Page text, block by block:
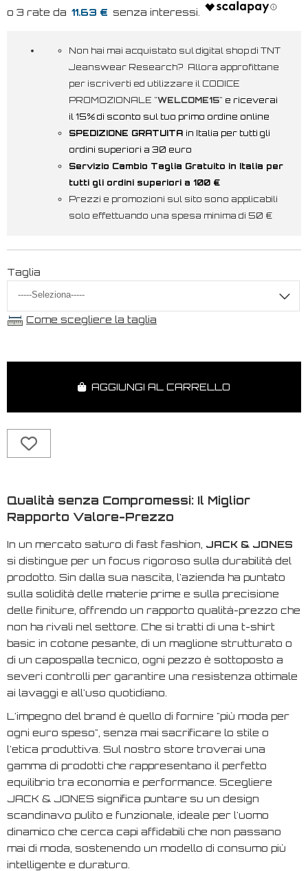
11.63 €
Non hai mai acquistato sul digital shop di TNT
Jeanswear Research? Allora approfittane
per iscriverti ed utilizzare il CODICE
PROMOZIONALE "WELCOME15" e riceverai
il 15% di sconto sul tuo primo ordine online
SPEDIZIONE GRATUITA in Italia per tutti gli
ordini superiori a 30 euro
Servizio Cambio Taglia Gratuito in Italia per
tutti gli ordini superiori a 100 €
Prezzi e promozioni sul sito sono applicabili
solo effettuando una spesa minima di 50 €
Taglia
Come scegliere la taglia
AGGIUNGI AL CARRELLO
Qualità senza Compromessi: Il Miglior
Rapporto Valore-Prezzo
In un mercato saturo di fast fashion JACK & JONES
si distingue per un focus rigoroso sulla durabilità del
prodotto. Sin dalla sua nascita, l'azienda ha puntato
sulla solidità delle materie prime e sulla precisione
delle finiture, offrendo un rapporto qualità-prezzo che
non ha rivali nel settore. Che si tratti di una t-shirt
basic in cotone pesante, di un maglione strutturato o
di un capospalla tecnico, ogni pezzo è sottoposto a
severi controlli per garantire una resistenza ottimale
ai lavaggi e all'uso quotidiano.
L'impegno del brand è quello di fornire "più moda per
ogni euro speso", senza mai sacrificare lo stile o
l'etica produttiva. Sul nostro store troverai una
gamma di prodotti che rappresentano il perfetto
equilibrio tra economia e performance. Scegliere
JACK & JONES significa puntare su un design
scandinavo pulito e funzionale, ideale per l'uomo
dinamico che cerca capi affidabili che non passano
mai di moda, sostenendo un modello di consumo più
intelligente e duraturo.